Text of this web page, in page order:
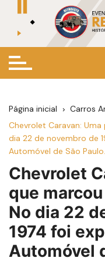
conteúdo
Página inicial
Carros
Chevrolet Caravan:
dia 22 de novembro de
Automóvel de São Paulo.
Chevrolet
que
No dia 22
1974 foi
Automóvel